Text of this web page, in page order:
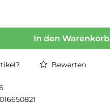
In den Warenkorb
Bewerten